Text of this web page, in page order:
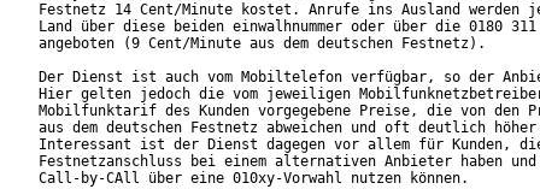
Festnetz 14 Cent/Minute kostet. Anrufe ins Ausland werden
Land über diese beiden einwalhnummer oder über die 0180 311
angeboten (9 Cent/Minute aus dem deutschen Festnetz).
Der Dienst ist auch vom Mobiltelefon verfügbar, so der
Hier gelten jedoch die vom jeweiligen
Mobilfunktarif des Kunden vorgegebene Preise, die von den
aus dem deutschen Festnetz abweichen und oft deutlich
Interessant ist der Dienst dagegen vor allem für Kunden,
Festnetzanschluss bei einem alternativen Anbieter haben
Call-by-CAll über eine 010xy-Vorwahl nutzen können.